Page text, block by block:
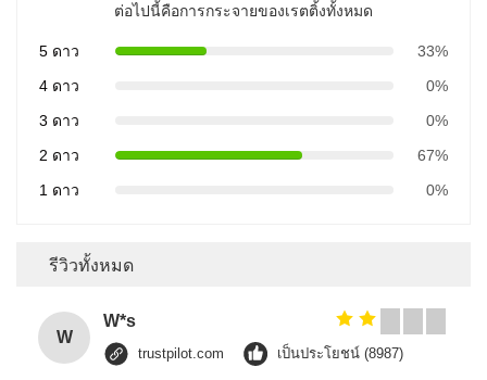
ต่อไปนี้คือการกระจายของเรตติ้งทั้งหมด
5 ดาว
33%
4 ดาว
0%
3 ดาว
0%
2 ดาว
67%
1 ดาว
0%
รีวิวทั้งหมด
W
W*s
trustpilot.com เป็นประโยชน์ (8987)